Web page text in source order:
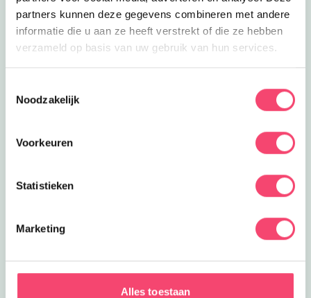
partners kunnen deze gegevens combineren met andere
informatie die u aan ze heeft verstrekt of die ze hebben
verzameld op basis van uw gebruik van hun services.
Noodzakelijk
Voorkeuren
Statistieken
Marketing
Alles toestaan